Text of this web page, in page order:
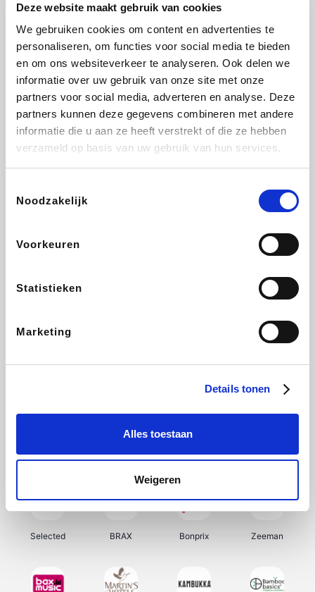
Deze website maakt gebruik van cookies
We gebruiken cookies om content en advertenties te
personaliseren, om functies voor social media te bieden
en om ons websiteverkeer te analyseren. Ook delen we
informatie over uw gebruik van onze site met onze
partners voor social media, adverteren en analyse. Deze
partners kunnen deze gegevens combineren met andere
informatie die u aan ze heeft verstrekt of die ze hebben
verzameld op basis van uw gebruik van hun services.
Noodzakelijk
Voorkeuren
Statistieken
Marketing
Details tonen
Alles toestaan
Weigeren
Weekendesk Sarenza Schiesser Interhome
Lufthansa
CheapTickets.be DeubaXXL
Samsung My Jewellery Delonghi Tennis Point
Selected BRAX Bonprix Zeeman